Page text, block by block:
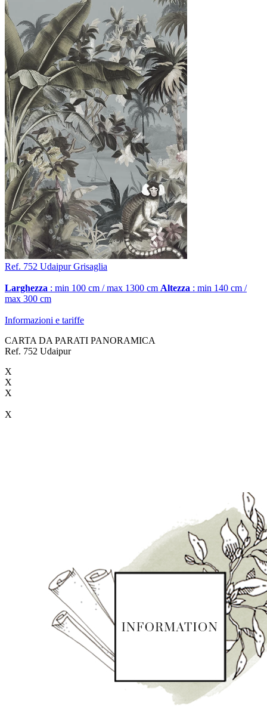
Ref. 752 Udaipur Grisaglia
Larghezza : min 100 cm / max 1300 cm Altezza : min 140 cm /
max 300 cm
Informazioni e tariffe
CARTA DA PARATI PANORAMICA
Ref. 752 Udaipur
X
X
X
X